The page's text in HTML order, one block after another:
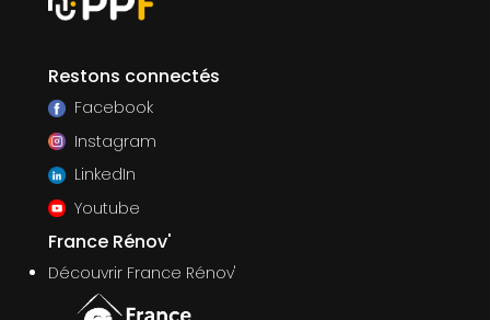
Restons connectés
Facebook
Instagram
LinkedIn
Youtube
France Rénov'
Découvrir France Rénov'